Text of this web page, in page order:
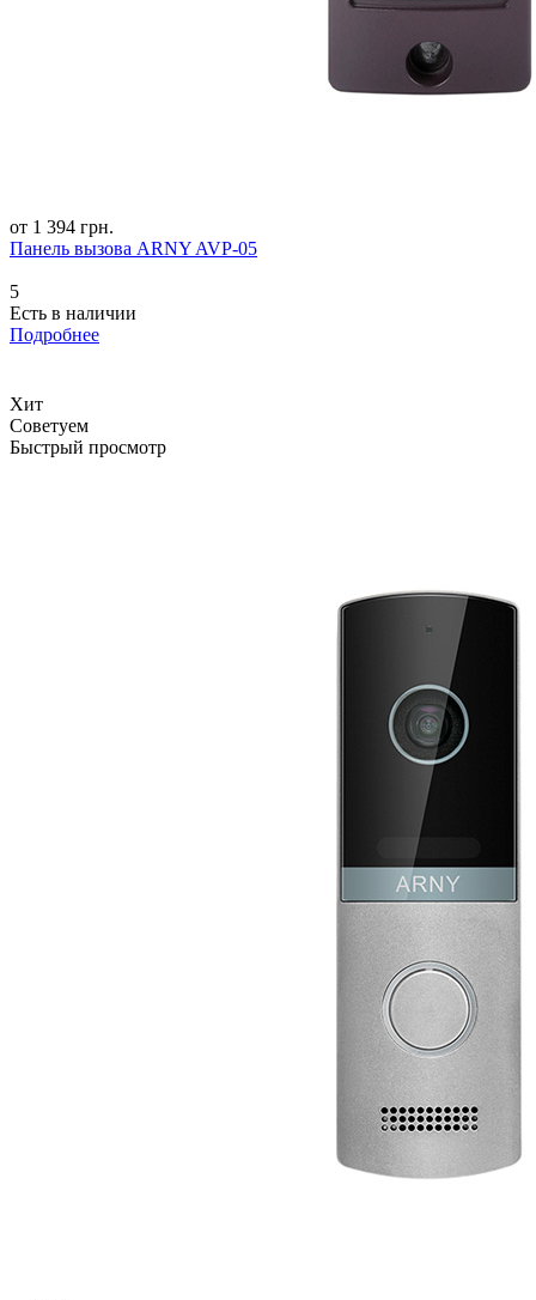
от 1 394 грн.
Панель вызова ARNY AVP-05
5
Есть в наличии
Подробнее
Хит
Советуем
Быстрый просмотр